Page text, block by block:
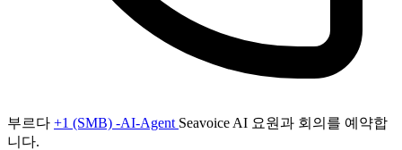
부르다 +1 (SMB) -AI-Agent Seavoice AI 요원과 회의를 예약합
니다.